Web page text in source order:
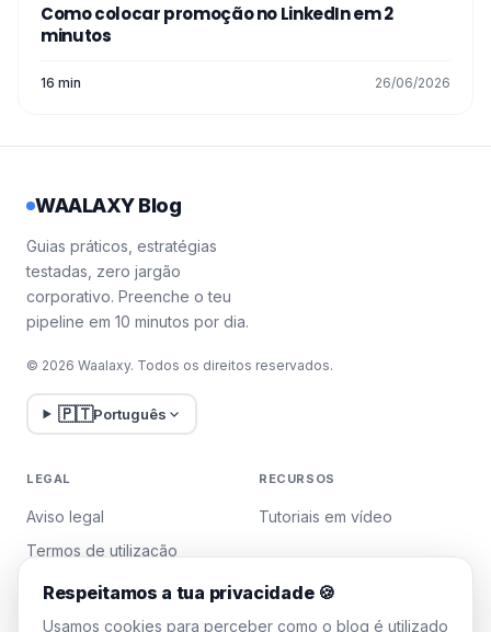
Como colocar promoção no LinkedIn em 2
minutos
16 min 26/06/2026
WAALAXY Blog
Guias práticos, estratégias
testadas, zero jargão
corporativo. Preenche o teu
pipeline em 10 minutos por dia.
© 2026 Waalaxy. Todos os direitos reservados.
🇵🇹Português
LEGAL
Aviso legal
Termos de utilização
Política de privacidade
Gerir cookies
RECURSOS
Tutoriais em vídeo
Respeitamos a tua privacidade 🍪
Usamos cookies para perceber como o blog é utilizado